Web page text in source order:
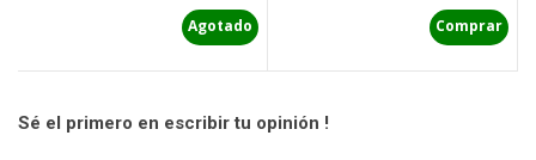
Agotado Comprar
Sé el primero en escribir tu opinión !